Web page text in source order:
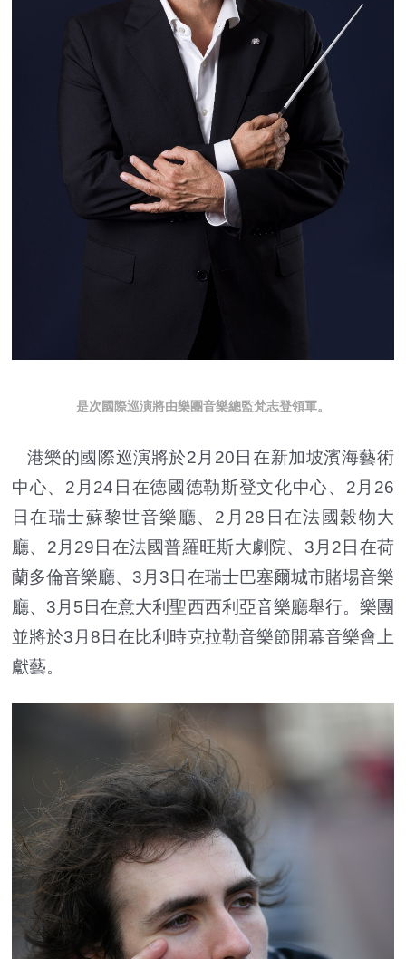
是次國際巡演將由樂團音樂總監梵志登領軍。
港樂的國際巡演將於2月20日在新加坡濱海藝術
中心、2月24日在德國德勒斯登文化中心、2月26
日在瑞士蘇黎世音樂廳、2月28日在法國穀物大
廳、2月29日在法國普羅旺斯大劇院、3月2日在荷
蘭多倫音樂廳、3月3日在瑞士巴塞爾城市賭場音樂
廳、3月5日在意大利聖西西利亞音樂廳舉行。樂團
並將於3月8日在比利時克拉勒音樂節開幕音樂會上
獻藝。